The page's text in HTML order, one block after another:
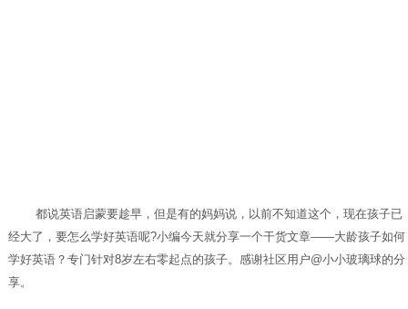
都说英语启蒙要趁早，但是有的妈妈说，以前不知道这个，现在孩子已
经大了，要怎么学好英语呢?小编今天就分享一个干货文章——大龄孩子如何
学好英语？专门针对8岁左右零起点的孩子。感谢社区用户@小小玻璃球的分
享。